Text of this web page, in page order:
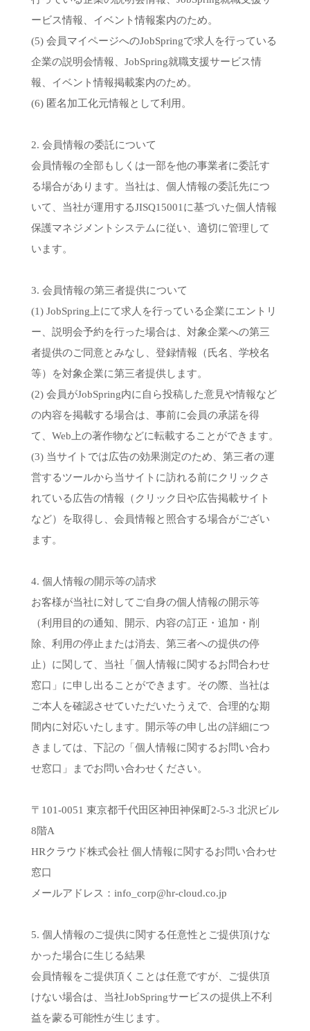
ービス情報、イベント情報案内のため。
(5) 会員マイページへのJobSpringで求人を行っている
企業の説明会情報、JobSpring就職支援サービス情
報、イベント情報掲載案内のため。
(6) 匿名加工化元情報として利用。
2. 会員情報の委託について
会員情報の全部もしくは一部を他の事業者に委託す
る場合があります。当社は、個人情報の委託先につ
いて、当社が運用するJISQ15001に基づいた個人情報
保護マネジメントシステムに従い、適切に管理して
います。
3. 会員情報の第三者提供について
(1) JobSpring上にて求人を行っている企業にエントリ
ー、説明会予約を行った場合は、対象企業への第三
者提供のご同意とみなし、登録情報（氏名、学校名
等）を対象企業に第三者提供します。
(2) 会員がJobSpring内に自ら投稿した意見や情報など
の内容を掲載する場合は、事前に会員の承諾を得
て、Web上の著作物などに転載することができます。
(3) 当サイトでは広告の効果測定のため、第三者の運
営するツールから当サイトに訪れる前にクリックさ
れている広告の情報（クリック日や広告掲載サイト
など）を取得し、会員情報と照合する場合がござい
ます。
4. 個人情報の開示等の請求
お客様が当社に対してご自身の個人情報の開示等
（利用目的の通知、開示、内容の訂正・追加・削
除、利用の停止または消去、第三者への提供の停
止）に関して、当社「個人情報に関するお問合わせ
窓口」に申し出ることができます。その際、当社は
ご本人を確認させていただいたうえで、合理的な期
間内に対応いたします。開示等の申し出の詳細につ
きましては、下記の「個人情報に関するお問い合わ
せ窓口」までお問い合わせください。
〒101-0051 東京都千代田区神田神保町2-5-3 北沢ビル
8階A
HRクラウド株式会社 個人情報に関するお問い合わせ
窓口
メールアドレス：info_corp@hr-cloud.co.jp
5. 個人情報のご提供に関する任意性とご提供頂けな
かった場合に生じる結果
会員情報をご提供頂くことは任意ですが、ご提供頂
けない場合は、当社JobSpringサービスの提供上不利
益を蒙る可能性が生じます。